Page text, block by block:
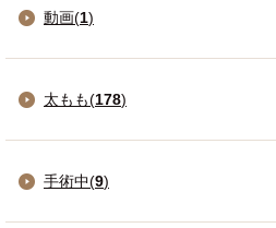
動画(1)
太もも(178)
手術中(9)